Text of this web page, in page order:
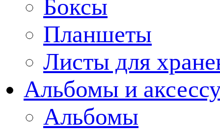
Боксы
Планшеты
Листы для
Альбомы и
Альбомы